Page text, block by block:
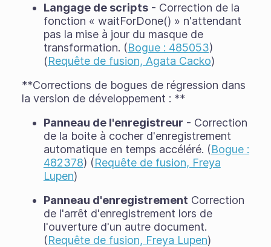
Langage de scripts- Correction de la
fonction « waitForDone() » n'attendant
pas la mise à jour du masque de
transformation. (Bogue : 485053)
(Requête de fusion, Agata Cacko)
**Corrections de bogues de régression dans
la version de développement : **
Panneau de l'enregistreur - Correction
de la boite à cocher d'enregistrement
automatique en temps accéléré. (Bogue :
482378) (Requête de fusion, Freya
Lupen)
Panneau d'enregistrement Correction
de l'arrêt d'enregistrement lors de
l'ouverture d'un autre document.
(Requête de fusion, Freya Lupen)